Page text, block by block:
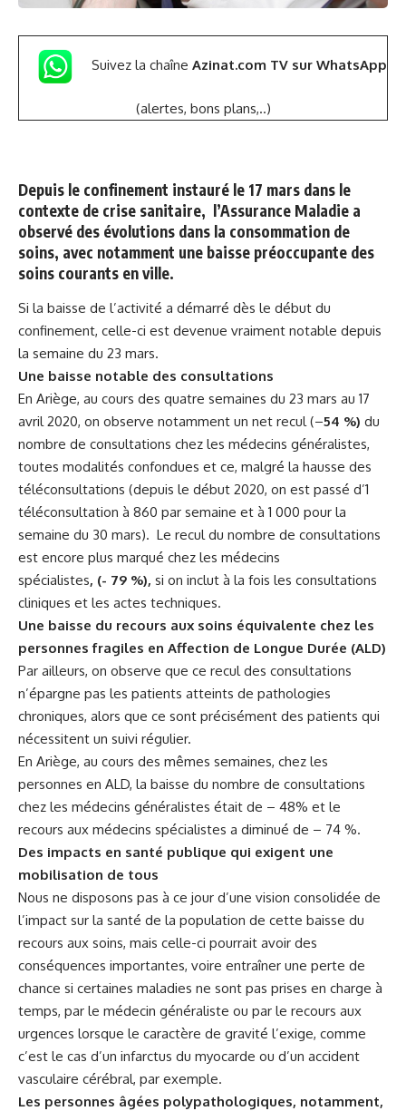
Suivez la chaîne Azinat.com TV sur WhatsApp
(alertes, bons plans,..)
Depuis le confinement instauré le 17 mars dans le
contexte de crise sanitaire, l’Assurance Maladie a
observé des évolutions dans la consommation de
soins, avec notamment une baisse préoccupante des
soins courants en ville.
Si la baisse de l’activité a démarré dès le début du
confinement, celle-ci est devenue vraiment notable depuis
la semaine du 23 mars.
Une baisse notable des consultations
En Ariège, au cours des quatre semaines du 23 mars au 17
avril 2020, on observe notamment un net recul (–54 %) du
nombre de consultations chez les médecins généralistes,
toutes modalités confondues et ce, malgré la hausse des
téléconsultations (depuis le début 2020, on est passé d’1
téléconsultation à 860 par semaine et à 1 000 pour la
semaine du 30 mars). Le recul du nombre de consultations
est encore plus marqué chez les médecins
spécialistes, (- 79 %), si on inclut à la fois les consultations
cliniques et les actes techniques.
Une baisse du recours aux soins équivalente chez les
personnes fragiles en Affection de Longue Durée (ALD)
Par ailleurs, on observe que ce recul des consultations
n’épargne pas les patients atteints de pathologies
chroniques, alors que ce sont précisément des patients qui
nécessitent un suivi régulier.
En Ariège, au cours des mêmes semaines, chez les
personnes en ALD, la baisse du nombre de consultations
chez les médecins généralistes était de – 48% et le
recours aux médecins spécialistes a diminué de – 74 %.
Des impacts en santé publique qui exigent une
mobilisation de tous
Nous ne disposons pas à ce jour d’une vision consolidée de
l’impact sur la santé de la population de cette baisse du
recours aux soins, mais celle-ci pourrait avoir des
conséquences importantes, voire entraîner une perte de
chance si certaines maladies ne sont pas prises en charge à
temps, par le médecin généraliste ou par le recours aux
urgences lorsque le caractère de gravité l’exige, comme
c’est le cas d’un infarctus du myocarde ou d’un accident
vasculaire cérébral, par exemple.
Les personnes âgées polypathologiques, notamment,